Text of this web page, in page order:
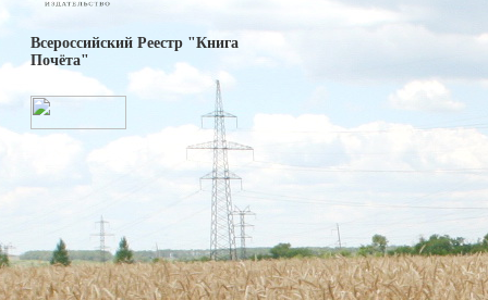
Всероссийский Реестр "Книга
Почёта"